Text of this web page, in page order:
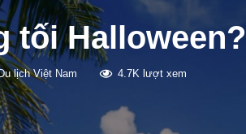
tối Halloween?
lịch Việt Nam 4.7K lượt xem